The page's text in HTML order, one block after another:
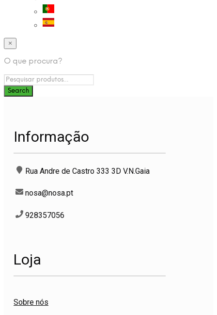
×
O que procura?
Informação
Rua Andre de Castro 333 3D V.N.Gaia
nosa@nosa.pt
928357056
Loja
Sobre nós